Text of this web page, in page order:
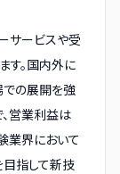
サービスや受
す。国内外に
での展開を強
営業利益は
業界において
指して新技